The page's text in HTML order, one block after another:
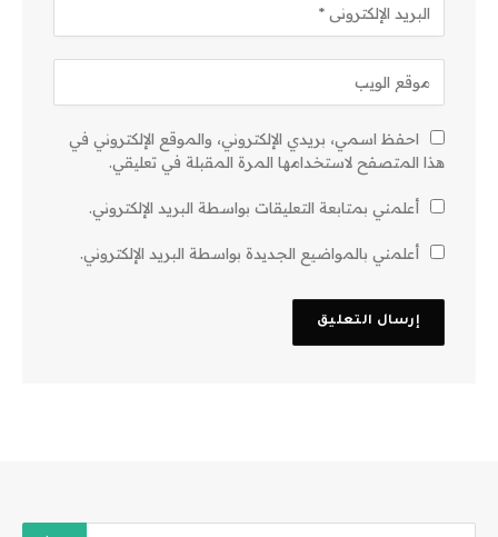
احفظ اسمي، بريدي الإلكتروني، والموقع الإلكتروني في
هذا المتصفح لاستخدامها المرة المقبلة في تعليقي.
أعلمني بمتابعة التعليقات بواسطة البريد الإلكتروني.
أعلمني بالمواضيع الجديدة بواسطة البريد الإلكتروني.